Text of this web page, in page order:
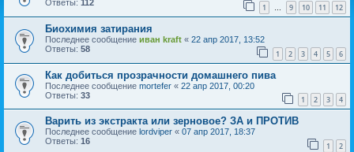
Ответы: 112 1 … 9 10 11 12
Биохимия затирания
Последнее сообщение иван kraft « 22 апр 2017, 13:52
Ответы: 58 1 2 3 4 5 6
Как добиться прозрачности домашнего пива
Последнее сообщение mortefer « 22 апр 2017, 00:20
Ответы: 33 1 2 3 4
Варить из экстракта или зерновое? ЗА и ПРОТИВ
Последнее сообщение lordviper « 07 апр 2017, 18:37
Ответы: 16 1 2